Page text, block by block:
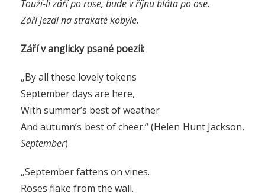
Touží-li září po rose, bude v říjnu bláta po ose.
Září jezdí na strakaté kobyle.
Září v anglicky psané poezii:
„By all these lovely tokens
September days are here,
With summer’s best of weather
And autumn’s best of cheer.“ (Helen Hunt Jackson,
September)
„September fattens on vines.
Roses flake from the wall.